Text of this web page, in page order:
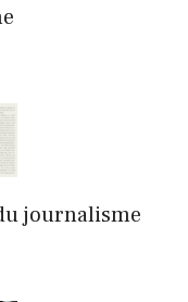
journalisme